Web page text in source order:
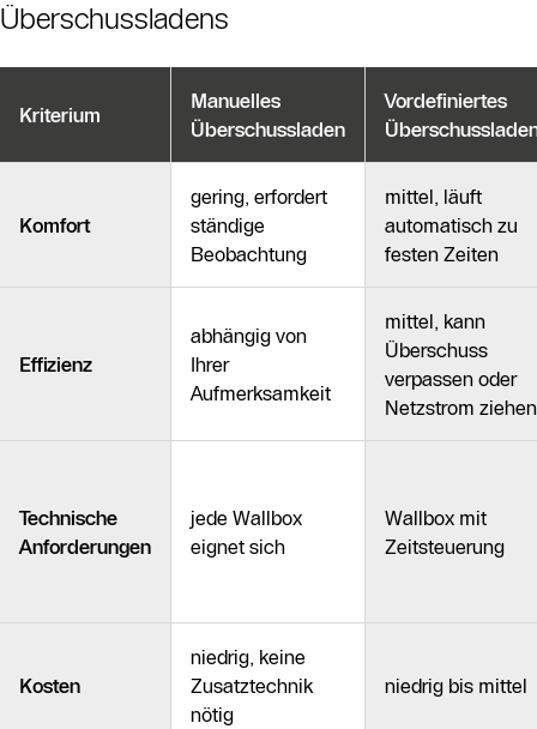
Überschussladens
Kriterium
Manuelles
Überschussladen
Vordefiniertes
Komfort
gering, erfordert
ständige
Beobachtung
mittel, läuft
automatisch zu
festen Zeiten
Effizienz
abhängig von
Ihrer
Aufmerksamkeit
mittel, kann
Überschuss
verpassen oder
Netzstrom ziehen
Technische
Anforderungen
jede Wallbox
eignet sich
Wallbox mit
Zeitsteuerung
Kosten
niedrig, keine
Zusatztechnik
nötig
niedrig bis mittel